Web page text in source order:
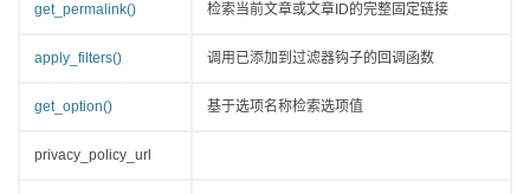
get_permalink() 检索当前文章或文章ID的完整固定链接
apply_filters() 调用已添加到过滤器钩子的回调函数
get_option() 基于选项名称检索选项值
privacy_policy_url